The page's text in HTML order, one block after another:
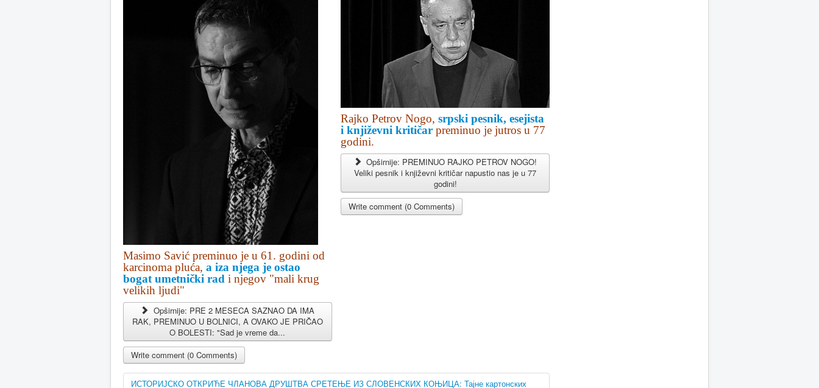
Masimo Savić preminuo je u 61. godini od
karcinoma pluća, a iza njega je ostao
bogat umetnički rad i njegov "mali krug
velikih ljudi"
Opširnije: PRE 2 MESECA SAZNAO DA IMA
RAK, PREMINUO U BOLNICI, A OVAKO JE PRIČAO
O BOLESTI: "Sad je vreme da...
Write comment (0 Comments)
Rajko Petrov Nogo,srpski pesnik, esejista
i književni kritičar preminuo je jutros u 77
godini.
Opširnije: PREMINUO RAJKO PETROV NOGO!
Veliki pesnik i književni kritičar napustio nas je u 77
godini!
Write comment (0 Comments)
ИСТОРИЈСКО ОТКРИЋЕ ЧЛАНОВА ДРУШТВА СРЕТЕЊЕ ИЗ СЛОВЕНСКИХ КОЊИЦА: Тајне картонских